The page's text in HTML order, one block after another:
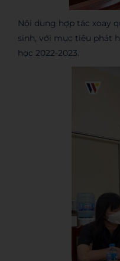
Nội dung hợp tác xoay
sinh, với mục tiêu phát
học 2022-2023.